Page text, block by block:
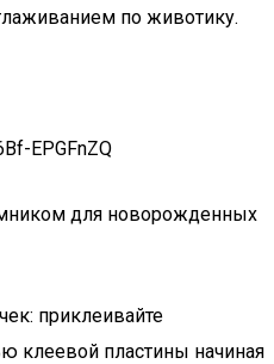
по животику.
EPGFnZQ
для новорожденных
приклеивайте
клеевой пластины начиная